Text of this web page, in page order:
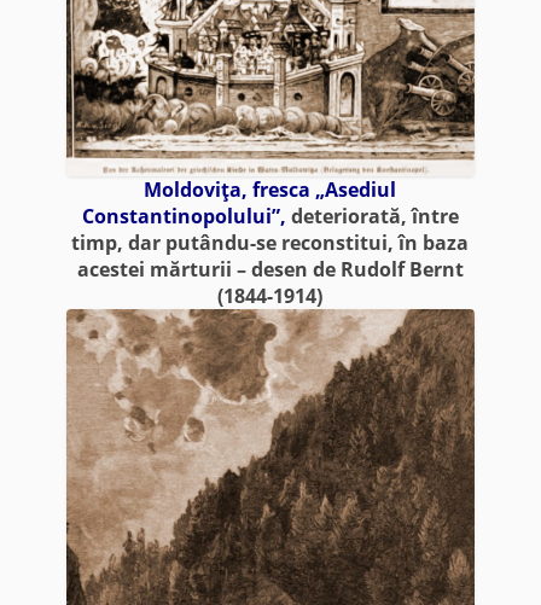
Moldoviţa, fresca „Asediul
Constantinopolului”, deteriorată, între
timp, dar putându-se reconstitui, în baza
acestei mărturii – desen de Rudolf Bernt
(1844-1914)